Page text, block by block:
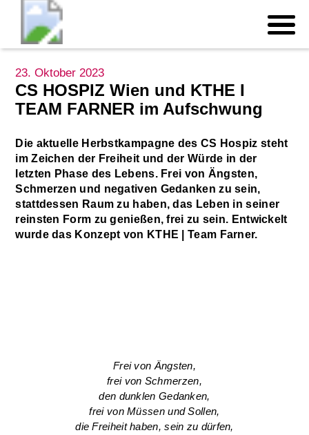
23. Oktober 2023
CS HOSPIZ Wien und KTHE I
TEAM FARNER im Aufschwung
Die aktuelle Herbstkampagne des CS Hospiz steht
im Zeichen der Freiheit und der Würde in der
letzten Phase des Lebens. Frei von Ängsten,
Schmerzen und negativen Gedanken zu sein,
stattdessen Raum zu haben, das Leben in seiner
reinsten Form zu genießen, frei zu sein. Entwickelt
wurde das Konzept von KTHE | Team Farner.
Frei von Ängsten,
frei von Schmerzen,
den dunklen Gedanken,
frei von Müssen und Sollen,
die Freiheit haben, sein zu dürfen,